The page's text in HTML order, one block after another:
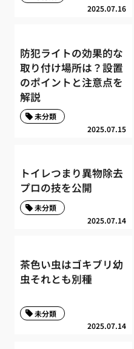
2025.07.16
防犯ライトの効果的な
取り付け場所は？設置
のポイントと注意点を
解説
2025.07.15
未分類
トイレつまり異物除去
プロの技を公開
2025.07.14
未分類
茶色い虫はゴキブリ幼
虫それとも別種
2025.07.14
未分類